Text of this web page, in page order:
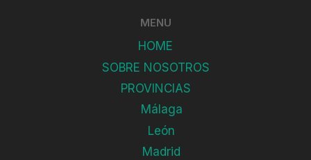
MENU
HOME
SOBRE NOSOTROS
PROVINCIAS
Málaga
León
Madrid